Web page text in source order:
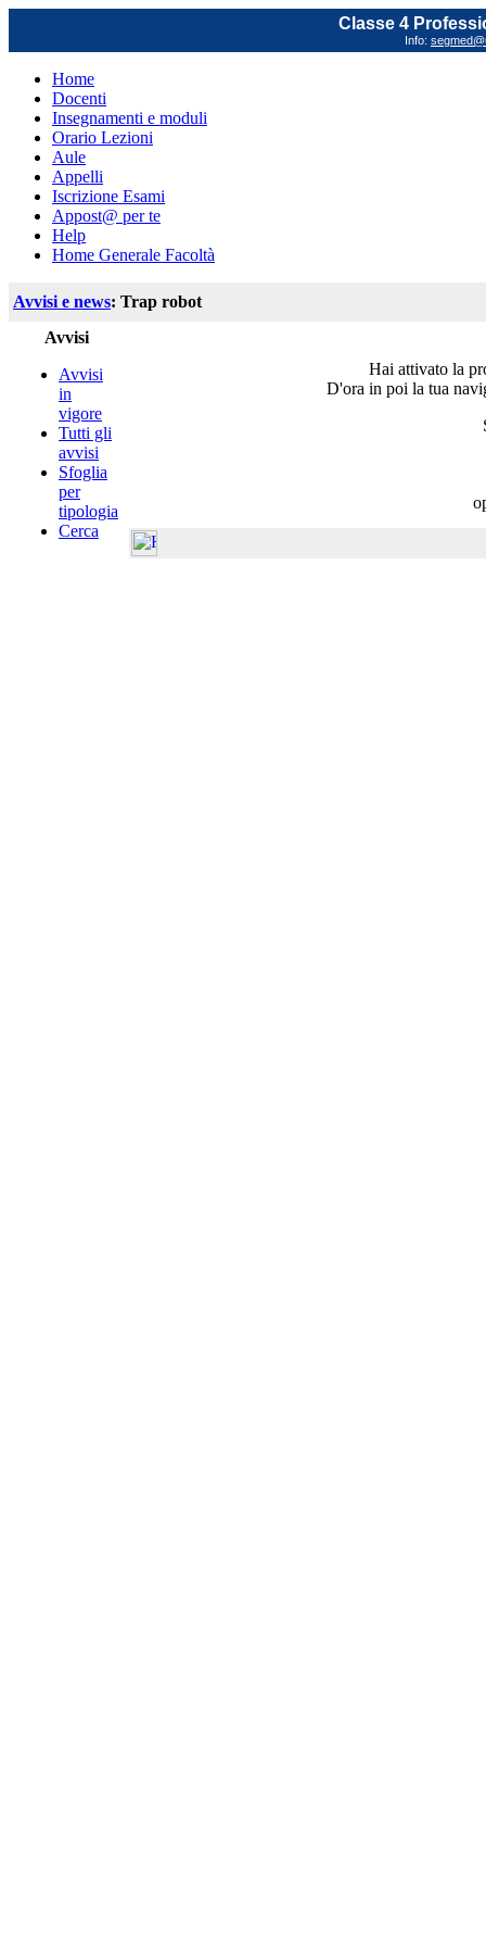
Classe 4
Info:
Home
Docenti
Insegnamenti e moduli
Orario Lezioni
Aule
Appelli
Iscrizione Esami
Appost@ per te
Help
Home Generale Facoltà
Avvisi e news: Trap robot
Avvisi
Avvisi
in
vigore
Tutti gli
avvisi
Sfoglia
per
tipologia
Cerca
Hai attivato la
D'ora in poi la tua